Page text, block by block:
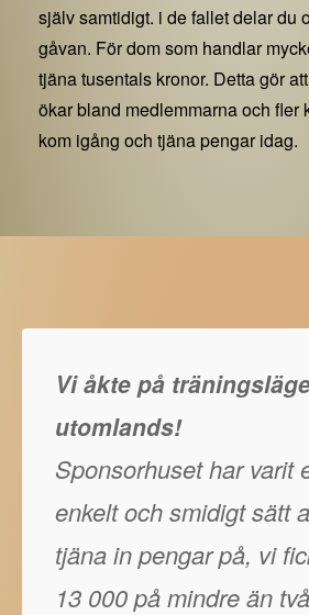
själv samtidigt. i de fallet delar du
gåvan. För dom som handlar
tjäna tusentals kronor. Detta gör
ökar bland medlemmarna och fler
kom igång och tjäna pengar idag.
Vi åkte på
utomlands!
Sponsorhuset har varit
enkelt och smidigt sätt
tjäna in pengar på, vi
13 000 på mindre än två